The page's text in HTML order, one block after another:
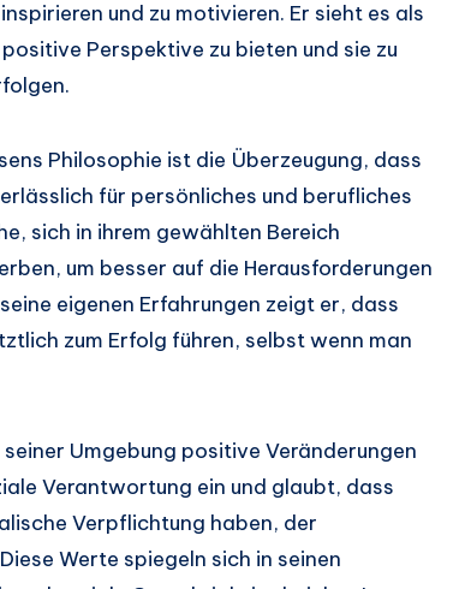
und zu motivieren. Er sieht es als
Perspektive zu bieten und sie zu
Philosophie ist die Überzeugung, dass
für persönliches und berufliches
sich in ihrem gewählten Bereich
um besser auf die Herausforderungen
eigenen Erfahrungen zeigt er, dass
zum Erfolg führen, selbst wenn man
Umgebung positive Veränderungen
Verantwortung ein und glaubt, dass
Verpflichtung haben, der
Werte spiegeln sich in seinen